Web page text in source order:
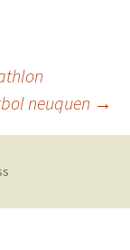
neuquen →